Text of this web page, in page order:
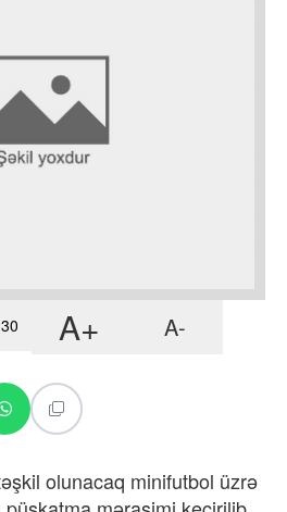
A+ A-
olunacaq minifutbol üzrə